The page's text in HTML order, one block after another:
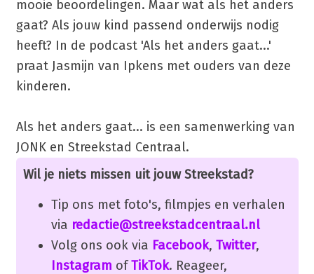
mooie beoordelingen. Maar wat als het anders
gaat? Als jouw kind passend onderwijs nodig
heeft? In de podcast 'Als het anders gaat...'
praat Jasmijn van Ipkens met ouders van deze
kinderen.
Als het anders gaat... is een samenwerking van
JONK en Streekstad Centraal.
Wil je niets missen uit jouw Streekstad?
Tip ons met foto's, filmpjes en verhalen
via redactie@streekstadcentraal.nl
Volg ons ook via Facebook, Twitter,
Instagram ofTikTok. Reageer,